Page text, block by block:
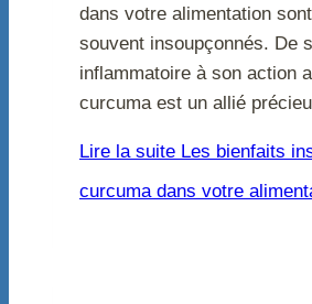
dans votre alimentation
souvent insoupçonnés. De
inflammatoire à son action
curcuma est un allié
Lire la suite Les bienfaits
curcuma dans votre